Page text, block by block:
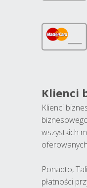
Klienci
Klienci
wszystkich
Ponadto,
płatności